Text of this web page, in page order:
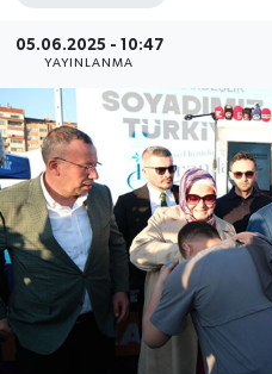
05.06.2025 - 10:47
YAYINLANMA
Siyaset
Spor